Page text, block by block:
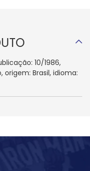
10/1986,
origem: Brasil, idioma: